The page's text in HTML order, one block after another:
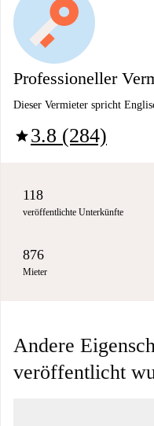
Professioneller
Dieser Vermieter spricht
star3.8 (284)
118
veröffentlichte Unterkünfte
876
Mieter
Andere
veröffentlicht